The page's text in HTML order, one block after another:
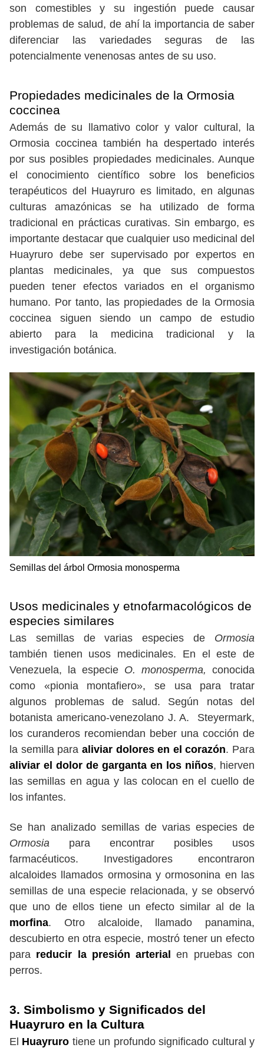
son comestibles y su ingestión puede causar
problemas de salud, de ahí la importancia de saber
diferenciar las variedades seguras de las
potencialmente venenosas antes de su uso.
Propiedades medicinales de la Ormosia
coccinea
Además de su llamativo color y valor cultural, la
Ormosia coccinea también ha despertado interés
por sus posibles propiedades medicinales. Aunque
el conocimiento científico sobre los beneficios
terapéuticos del Huayruro es limitado, en algunas
culturas amazónicas se ha utilizado de forma
tradicional en prácticas curativas. Sin embargo, es
importante destacar que cualquier uso medicinal del
Huayruro debe ser supervisado por expertos en
plantas medicinales, ya que sus compuestos
pueden tener efectos variados en el organismo
humano. Por tanto, las propiedades de la Ormosia
coccinea siguen siendo un campo de estudio
abierto para la medicina tradicional y la
investigación botánica.
Semillas del árbol Ormosia monosperma
Usos medicinales y etnofarmacológicos de
especies similares
Las semillas de varias especies de Ormosia
también tienen usos medicinales. En el este de
Venezuela, la especie O. monosperma, conocida
como «pionia montafiero», se usa para tratar
algunos problemas de salud. Según notas del
botanista americano-venezolano J. A. Steyermark,
los curanderos recomiendan beber una cocción de
la semilla para aliviar dolores en el corazón. Para
aliviar el dolor de garganta en los niños, hierven
las semillas en agua y las colocan en el cuello de
los infantes.
Se han analizado semillas de varias especies de
Ormosia para encontrar posibles usos
farmacéuticos. Investigadores encontraron
alcaloides llamados ormosina y ormosonina en las
semillas de una especie relacionada, y se observó
que uno de ellos tiene un efecto similar al de la
morfina. Otro alcaloide, llamado panamina,
descubierto en otra especie, mostró tener un efecto
para reducir la presión arterial
en pruebas con
perros.
3. Simbolismo y Significados del
Huayruro en la Cultura
El Huayruro tiene un profundo significado cultural y